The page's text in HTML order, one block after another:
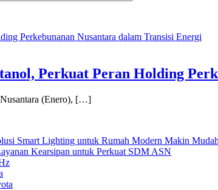
Perkuat Peran Holding
Nusantara (Enero), […]
Smart Lighting untuk Rumah Modern Makin Mudah
Kearsipan untuk Perkuat SDM ASN